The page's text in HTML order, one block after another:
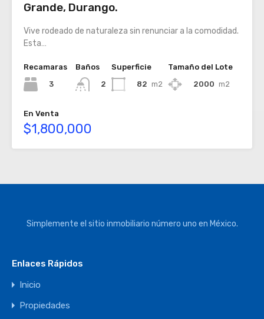
Grande, Durango.
Vive rodeado de naturaleza sin renunciar a la comodidad.
Esta…
Recamaras
3
Baños
2
Superficie
82 m2
Tamaño del Lote
2000 m2
En Venta
$1,800,000
Simplemente el sitio inmobiliario número uno en México.
Enlaces Rápidos
Inicio
Propiedades